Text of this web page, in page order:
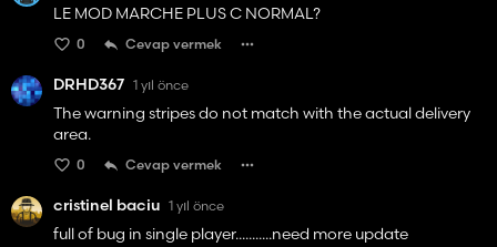
LE MOD MARCHE PLUS C NORMAL?
0 Cevap vermek
DRHD367 1 yıl önce
The warning stripes do not match with the actual delivery
area.
0 Cevap vermek
cristinel baciu 1 yıl önce
full of bug in single player...........need more update